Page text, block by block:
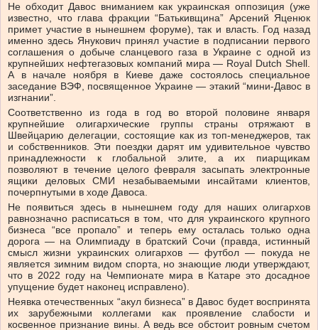
Не обходит Давос вниманием как украинская оппозиция (уже
известно, что глава фракции “Батькивщина” Арсений Яценюк
примет участие в нынешнем форуме), так и власть. Год назад
именно здесь Янукович принял участие в подписании первого
соглашения о добыче сланцевого газа в Украине с одной из
крупнейших нефтегазовых компаний мира — Royal Dutch Shell.
А в начале ноября в Киеве даже состоялось специальное
заседание ВЭФ, посвященное Украине — этакий “мини-Давос в
изгнании”.
Соответственно из года в год во второй половине января
крупнейшие олигархические группы страны отряжают в
Швейцарию делегации, состоящие как из топ-менеджеров, так
и собственников. Эти поездки дарят им удивительное чувство
принадлежности к глобальной элите, а их пиарщикам
позволяют в течение целого февраля засыпать электронные
ящики деловых СМИ незабываемыми инсайтами клиентов,
почерпнутыми в ходе Давоса.
Не появиться здесь в нынешнем году для наших олигархов
равнозначно расписаться в том, что для украинского крупного
бизнеса “все пропало” и теперь ему осталась только одна
дорога — на Олимпиаду в братский Сочи (правда, истинный
смысл жизни украинских олигархов — футбол — покуда не
является зимним видом спорта, но знающие люди утверждают,
что в 2022 году на Чемпионате мира в Катаре это досадное
упущение будет наконец исправлено).
Неявка отечественных “акул бизнеса” в Давос будет воспринята
их зарубежными коллегами как проявление слабости и
косвенное признание вины. А ведь все обстоит ровным счетом